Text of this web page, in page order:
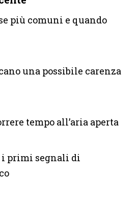
più comuni e quando
una possibile carenza
tempo all’aria aperta
i primi segnali di